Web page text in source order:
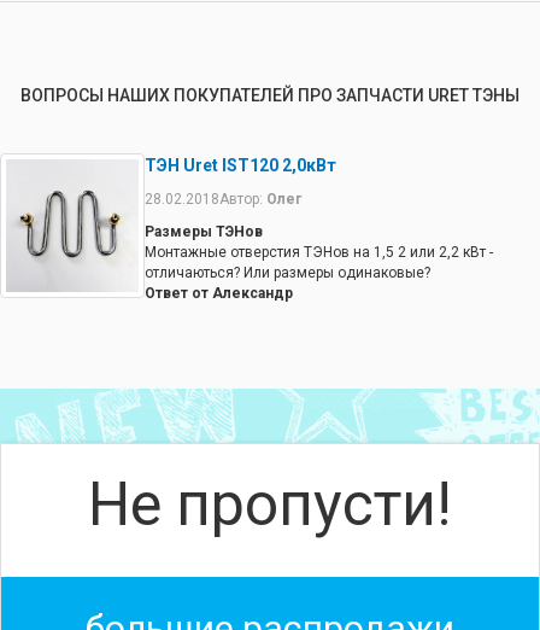
ВОПРОСЫ НАШИХ ПОКУПАТЕЛЕЙ ПРО ЗАПЧАСТИ URET ТЭНЫ
ТЭН Uret IST120 2,0кВт
28.02.2018Автор: Олег
Размеры ТЭНов
Монтажные отверстия ТЭНов на 1,5 2 или 2,2 кВт -
отличаються? Или размеры одинаковые?
Ответ от Александр
Не пропусти!